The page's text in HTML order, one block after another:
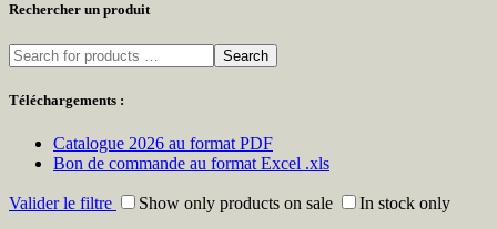
Rechercher un produit
Search
Téléchargements :
Catalogue 2026 au format PDF
Bon de commande au format Excel .xls
Valider le filtre Show only products on sale In stock only